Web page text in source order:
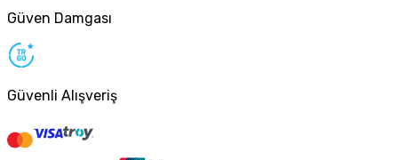
Güven Damgası
Güvenli Alışveriş